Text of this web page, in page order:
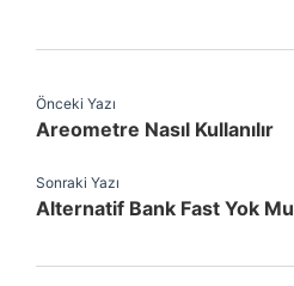
Önceki Yazı
Areometre Nasıl Kullanılır
Sonraki Yazı
Alternatif Bank Fast Yok Mu